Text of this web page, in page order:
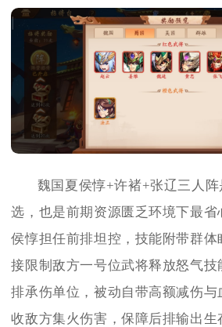
魏国夏侯惇+许褚+张辽三人
选，也是前期资源匮乏环境下最省
侯惇担任前排坦控，技能附带群体
接限制敌方一号位武将释放怒气技
排承伤单位，被动自带高额减伤与
收敌方集火伤害，保障后排输出生